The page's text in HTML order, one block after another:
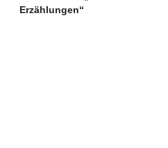
Erzählungen“